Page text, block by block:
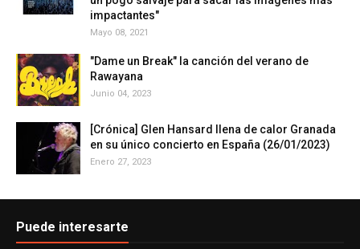
impactantes"
Mayo 08, 2021
"Dame un Break" la canción del verano de
Rawayana
Junio 04, 2023
[Crónica] Glen Hansard llena de calor Granada
en su único concierto en España (26/01/2023)
Enero 27, 2023
Puede interesarte